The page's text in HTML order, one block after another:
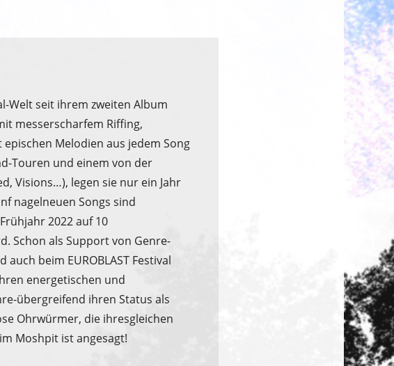
Welt seit ihrem zweiten Album
messerscharfem Riffing,
Melodien aus jedem Song
Touren und einem von der
Visions…), legen sie nur ein Jahr
nagelneuen Songs sind
2022 auf 10
Schon als Support von Genre-
auch beim EUROBLAST Festival
energetischen und
übergreifend ihren Status als
Ohrwürmer, die ihresgleichen
Moshpit ist angesagt!